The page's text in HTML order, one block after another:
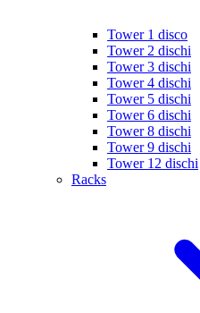
Tower 1 disco
Tower 2 dischi
Tower 3 dischi
Tower 4 dischi
Tower 5 dischi
Tower 6 dischi
Tower 8 dischi
Tower 9 dischi
Tower 12 dischi
Racks